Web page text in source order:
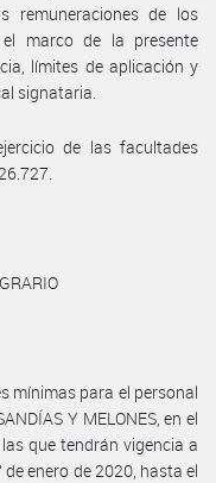
remuneraciones de los
marco de la presente
límites de aplicación y
signataria.
de las facultades
mínimas para el personal
Y MELONES, en el
que tendrán vigencia a
de enero de 2020, hasta el